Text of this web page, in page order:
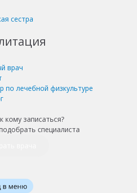
сестра
врач
по лечебной физкультуре
кому записаться?
специалиста